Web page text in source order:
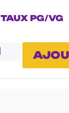
TAUX PG/VG